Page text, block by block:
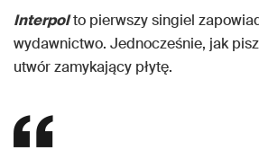
Interpolto pierwszy singiel
wydawnictwo. Jednocześnie, jak
utwór zamykający płytę.